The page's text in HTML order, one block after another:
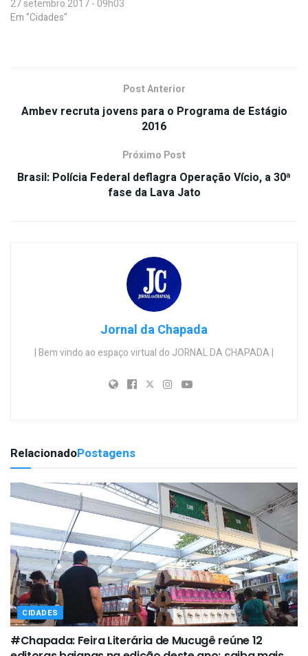
27 setembro 2017 - 09h03
Em "Cidades"
Post Anterior
Ambev recruta jovens para o Programa de Estágio
2016
Próximo Post
Brasil: Polícia Federal deflagra Operação Vício, a 30ª
fase da Lava Jato
Jornal da Chapada
| Bem vindo ao espaço virtual do JORNAL DA CHAPADA |
RelacionadoPostagens
CIDADES
#Chapada: Feira Literária de Mucugê reúne 12